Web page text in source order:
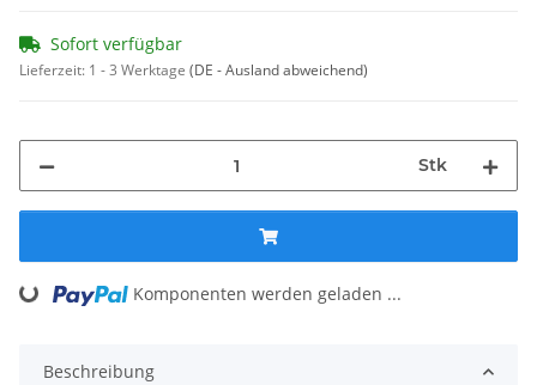
Sofort verfügbar
Lieferzeit: 1 - 3 Werktage (DE - Ausland abweichend)
Stk
Loading... Komponenten werden geladen ...
Beschreibung